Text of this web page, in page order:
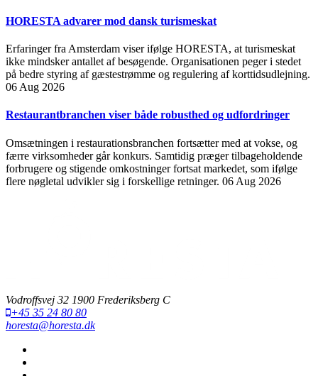
HORESTA advarer mod dansk turismeskat
Erfaringer fra Amsterdam viser ifølge HORESTA, at turismeskat
ikke mindsker antallet af besøgende. Organisationen peger i stedet
på bedre styring af gæstestrømme og regulering af korttidsudlejning.
06 Aug 2026
Restaurantbranchen viser både robusthed og udfordringer
Omsætningen i restaurationsbranchen fortsætter med at vokse, og
færre virksomheder går konkurs. Samtidig præger tilbageholdende
forbrugere og stigende omkostninger fortsat markedet, som ifølge
flere nøgletal udvikler sig i forskellige retninger. 06 Aug 2026
Vodroffsvej 32 1900 Frederiksberg C
+45 35 24 80 80
horesta@horesta.dk